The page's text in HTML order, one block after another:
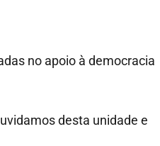
no apoio à democracia
desta unidade e